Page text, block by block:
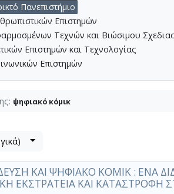
Πανεπιστήμιο
Επιστημών
Τεχνών και Βιώσιμου
Επιστημών και Τεχνολογίας
Επιστημών
ψηφιακό κόμικ
ΚΑΙ ΨΗΦΙΑΚΟ ΚΟΜΙΚ : ΕΝΑ
ΕΚΣΤΡΑΤΕΙΑ ΚΑΙ ΚΑΤΑΣΤΡΟΦΗ